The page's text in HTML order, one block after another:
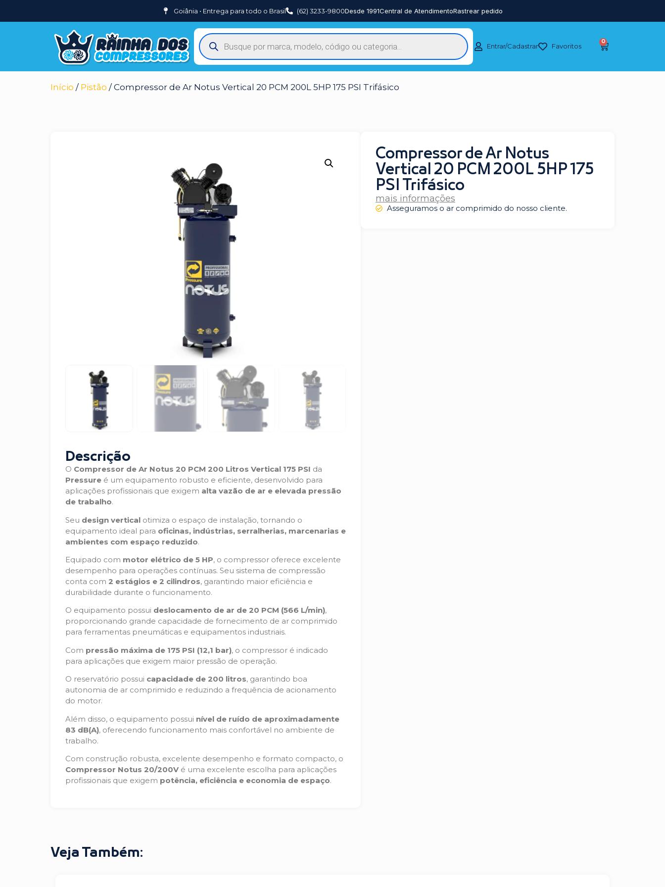
Goiânia • Entrega para todo o Brasil (62) 3233-9800Desde 1991Central de AtendimentoRastrear pedido
Entrar/Cadastrar Favoritos
0
Início / Pistão / Compressor de Ar Notus Vertical 20 PCM 200L 5HP 175 PSI Trifásico
Descrição
O Compressor de Ar Notus 20 PCM 200 Litros Vertical 175 PSI da
Pressure é um equipamento robusto e eficiente, desenvolvido para
aplicações profissionais que exigem alta vazão de ar e elevada pressão
de trabalho.
Seu design vertical otimiza o espaço de instalação, tornando o
equipamento ideal para oficinas, indústrias, serralherias, marcenarias e
ambientes com espaço reduzido.
Equipado com motor elétrico de 5 HP, o compressor oferece excelente
desempenho para operações contínuas. Seu sistema de compressão
conta com 2 estágios e 2 cilindros, garantindo maior eficiência e
durabilidade durante o funcionamento.
O equipamento possui deslocamento de ar de 20 PCM (566 L/min),
proporcionando grande capacidade de fornecimento de ar comprimido
para ferramentas pneumáticas e equipamentos industriais.
Com pressão máxima de 175 PSI (12,1 bar), o compressor é indicado
para aplicações que exigem maior pressão de operação.
O reservatório possui capacidade de 200 litros, garantindo boa
autonomia de ar comprimido e reduzindo a frequência de acionamento
do motor.
Além disso, o equipamento possui nível de ruído de aproximadamente
83 dB(A), oferecendo funcionamento mais confortável no ambiente de
trabalho.
Com construção robusta, excelente desempenho e formato compacto, o
Compressor Notus 20/200V é uma excelente escolha para aplicações
profissionais que exigem potência, eficiência e economia de espaço.
Compressor de Ar Notus
Vertical 20 PCM 200L 5HP 175
PSI Trifásico
mais informações
Asseguramos o ar comprimido do nosso cliente.
Veja Também: